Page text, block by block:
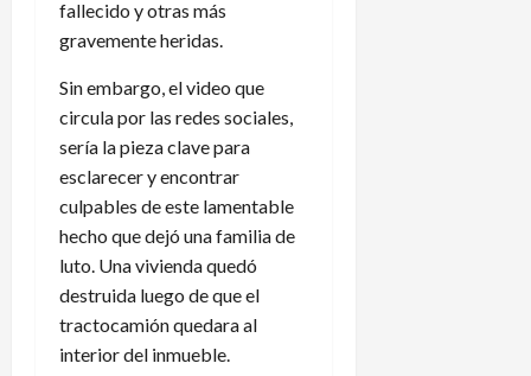
fallecido y otras más
gravemente heridas.
Sin embargo, el video que
circula por las redes sociales,
sería la pieza clave para
esclarecer y encontrar
culpables de este lamentable
hecho que dejó una familia de
luto. Una vivienda quedó
destruida luego de que el
tractocamión quedara al
interior del inmueble.